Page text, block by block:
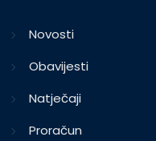
Novosti
Obavijesti
Natječaji
Proračun